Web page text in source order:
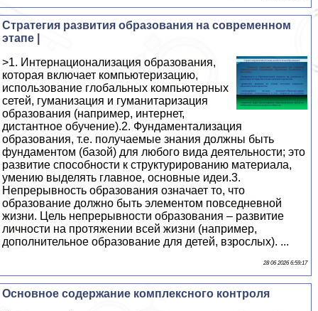
Стратегия развития образования на современном
этапе |
>1. Интернационализация образования,
которая включает компьютеризацию,
использование глобальных компьютерных
сетей, гуманизация и гуманитаризация
образования (например, интернет,
дистантное обучение).2. Фундаментализация
образования, т.е. получаемые знания должны быть
фундаментом (базой) для любого вида деятельности; это
развитие способности к структурированию материала,
умению выделять главное, основные идеи.3.
Непрерывность образования означает то, что
образование должно быть элементом повседневной
жизни. Цель непрерывности образования – развитие
личности на протяжении всей жизни (например,
дополнительное образование для детей, взрослых). ...
28 06 2026 6:59:17
Основное содержание комплексного контроля